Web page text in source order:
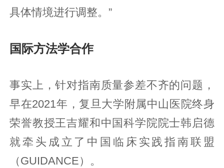
具体情境进行调整。”
国际方法学合作
事实上，针对指南质量参差不齐的问题，
早在2021年，复旦大学附属中山医院终身
荣誉教授王吉耀和中国科学院院士韩启德
就牵头成立了中国临床实践指南联盟
（GUIDANCE）。